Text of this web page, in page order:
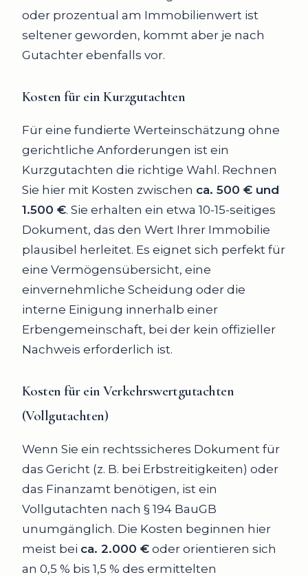
oder prozentual am Immobilienwert ist
seltener geworden, kommt aber je nach
Gutachter ebenfalls vor.
Kosten für ein Kurzgutachten
Für eine fundierte Werteinschätzung ohne
gerichtliche Anforderungen ist ein
Kurzgutachten die richtige Wahl. Rechnen
Sie hier mit Kosten zwischen ca. 500 € und
1.500 €. Sie erhalten ein etwa 10-15-seitiges
Dokument, das den Wert Ihrer Immobilie
plausibel herleitet. Es eignet sich perfekt für
eine Vermögensübersicht, eine
einvernehmliche Scheidung oder die
interne Einigung innerhalb einer
Erbengemeinschaft, bei der kein offizieller
Nachweis erforderlich ist.
Kosten für ein Verkehrswertgutachten
(Vollgutachten)
Wenn Sie ein rechtssicheres Dokument für
das Gericht (z. B. bei Erbstreitigkeiten) oder
das Finanzamt benötigen, ist ein
Vollgutachten nach § 194 BauGB
unumgänglich. Die Kosten beginnen hier
meist bei ca. 2.000 € oder orientieren sich
an 0,5 % bis 1,5 % des ermittelten